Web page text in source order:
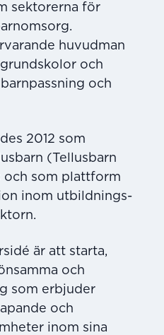
sektorerna för
huvudman
och
och
2012 som
(Tellusbarn
och som plattform
inom utbildnings-
är att starta,
och
som erbjuder
och
inom sina